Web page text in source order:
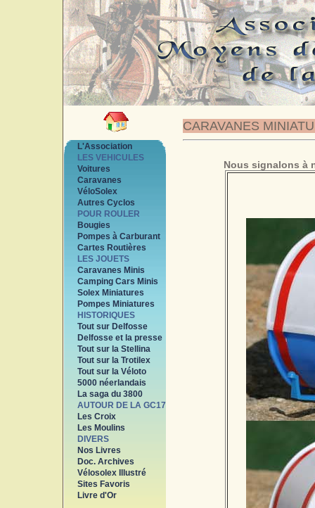
CARAVANES
L'Association
LES VEHICULES
Voitures
Caravanes
VéloSolex
Autres Cyclos
POUR ROULER
Bougies
Pompes à Carburant
Cartes Routières
LES JOUETS
Caravanes Minis
Camping Cars Minis
Solex Miniatures
Pompes Miniatures
HISTORIQUES
Tout sur Delfosse
Delfosse et la presse
Tout sur la Stellina
Tout sur la Trotilex
Tout sur la Véloto
5000 néerlandais
La saga du 3800
AUTOUR DE LA GC17
Les Croix
Les Moulins
DIVERS
Nos Livres
Doc. Archives
Vélosolex Illustré
Sites Favoris
Livre d'Or
Nous signalons à